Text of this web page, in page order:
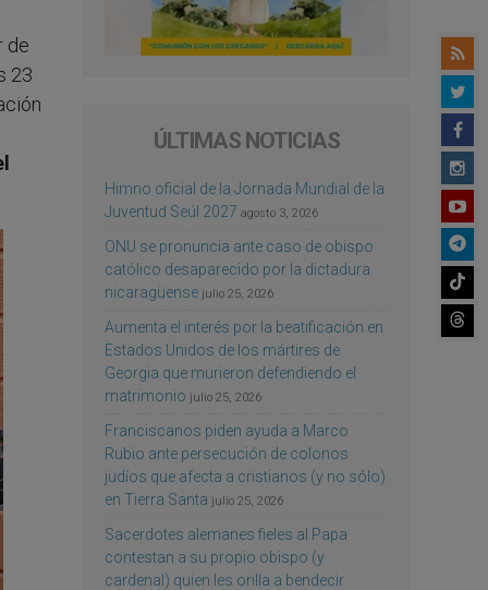
de
23
ÚLTIMAS NOTICIAS
Himno oficial de la Jornada Mundial de la
Juventud Seúl 2027 agosto 3, 2026
ONU se pronuncia ante caso de obispo
católico desaparecido por la dictadura
nicaragüense julio 25, 2026
Aumenta el interés por la beatificación en
Estados Unidos de los mártires de
Georgia que murieron defendiendo el
matrimonio julio 25, 2026
Franciscanos piden ayuda a Marco
Rubio ante persecución de colonos
judíos que afecta a cristianos (y no sólo)
en Tierra Santa julio 25, 2026
Sacerdotes alemanes fieles al Papa
contestan a su propio obispo (y
cardenal) quien les orilla a bendecir